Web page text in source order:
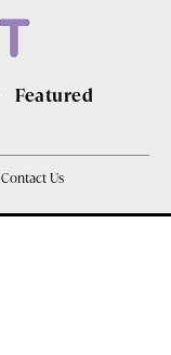
Featured
Contact Us